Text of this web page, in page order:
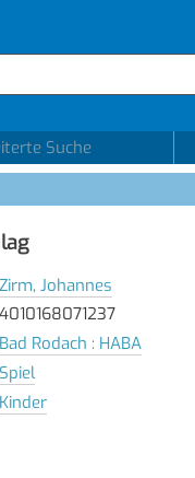
Suche
Zirm, Johannes
4010168071237
Bad Rodach : HABA
Spiel
Kinder